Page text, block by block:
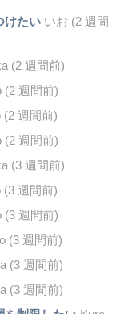
けたいいお (2 週間
(2 週間前)
週間前)
週間前)
週間前)
(3 週間前)
週間前)
週間前)
(3 週間前)
(3 週間前)
(3 週間前)